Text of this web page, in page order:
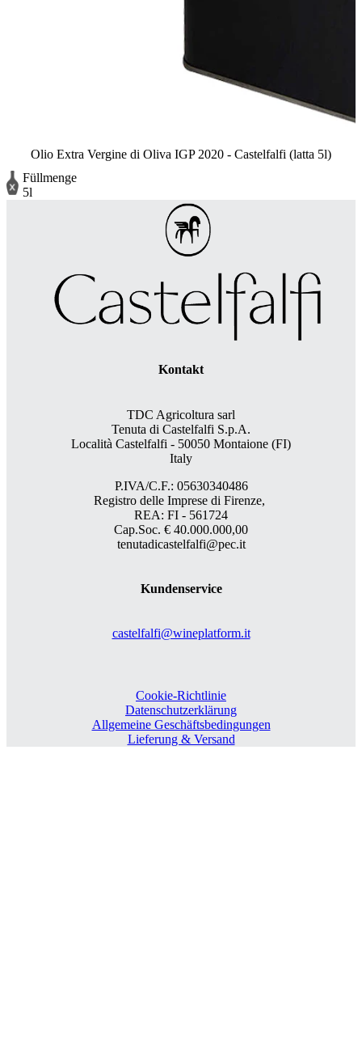
Olio Extra Vergine di Oliva IGP 2020 - Castelfalfi (latta 5l)
Füllmenge
5l
Kontakt
TDC Agricoltura sarl
Tenuta di Castelfalfi S.p.A.
Località Castelfalfi - 50050 Montaione (FI)
Italy
P.IVA/C.F.: 05630340486
Registro delle Imprese di Firenze,
REA: FI - 561724
Cap.Soc. € 40.000.000,00
tenutadicastelfalfi@pec.it
Kundenservice
castelfalfi@wineplatform.it
Cookie-Richtlinie
Datenschutzerklärung
Allgemeine Geschäftsbedingungen
Lieferung & Versand